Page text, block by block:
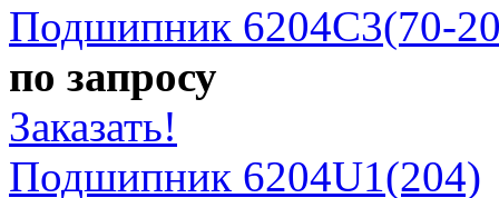
Подшипник 6204C3(70-
по запросу
Заказать!
Подшипник 6204U1(204)